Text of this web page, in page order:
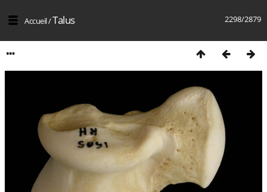
2298/2879
Accueil/Talus